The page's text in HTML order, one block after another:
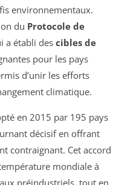
environnementaux.
du Protocole de
a établi des cibles de
pour les pays
d’unir les efforts
climatique.
en 2015 par 195 pays
décisif en offrant
contraignant. Cet accord
mondiale à
préindustriels, tout en